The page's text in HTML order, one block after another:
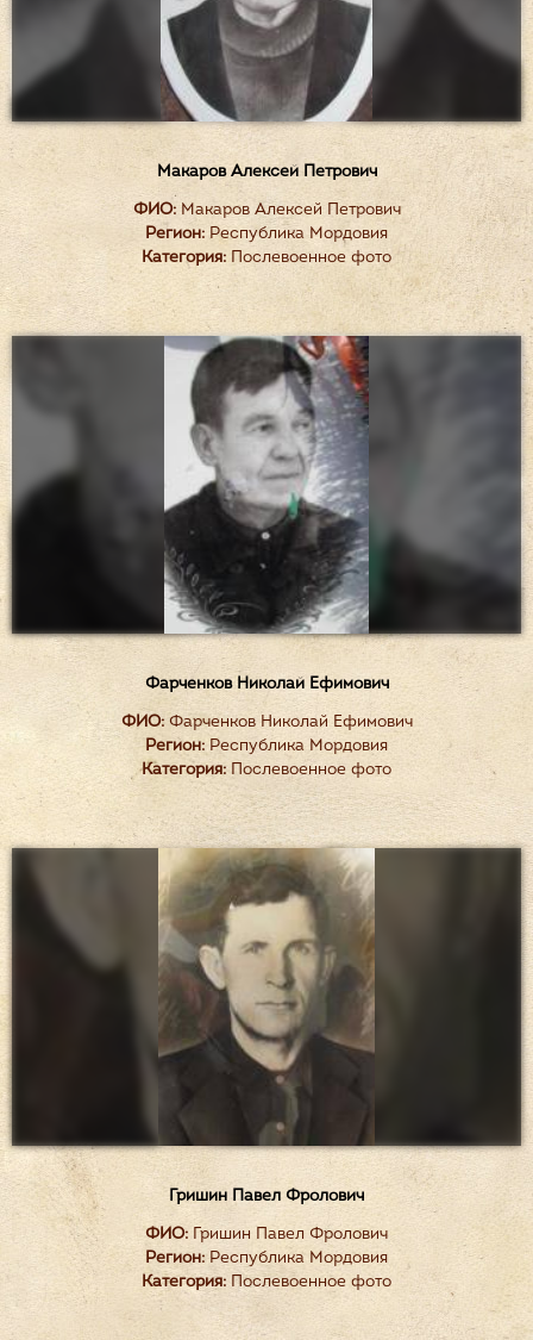
Макаров Алексей Петрович
ФИО:Макаров Алексей Петрович
Регион: Республика Мордовия
Категория: Послевоенное фото
Фарченков Николай Ефимович
ФИО:Фарченков Николай Ефимович
Регион: Республика Мордовия
Категория: Послевоенное фото
Гришин Павел Фролович
ФИО: Гришин Павел Фролович
Регион: Республика Мордовия
Категория: Послевоенное фото